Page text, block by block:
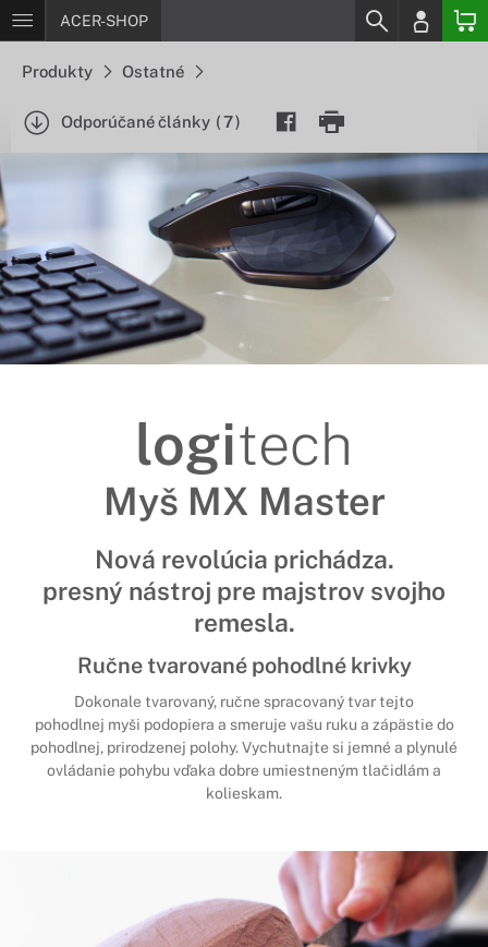
ACER-SHOP
Produkty Ostatné
Odporúčané články (7)
logitech
Myš MX Master
Nová revolúcia prichádza.
presný nástroj pre majstrov svojho
remesla.
Ručne tvarované pohodlné krivky
Dokonale tvarovaný, ručne spracovaný tvar tejto
pohodlnej myši podopiera a smeruje vašu ruku a zápästie do
pohodlnej, prirodzenej polohy. Vychutnajte si jemné a plynulé
ovládanie pohybu vďaka dobre umiestneným tlačidlám a
kolieskam.